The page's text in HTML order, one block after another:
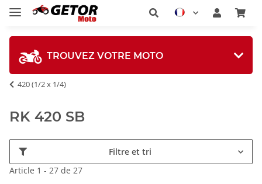
TROUVEZ VOTRE MOTO
420 (1/2 x 1/4)
RK 420 SB
Filtre et tri
Article 1 - 27 de 27